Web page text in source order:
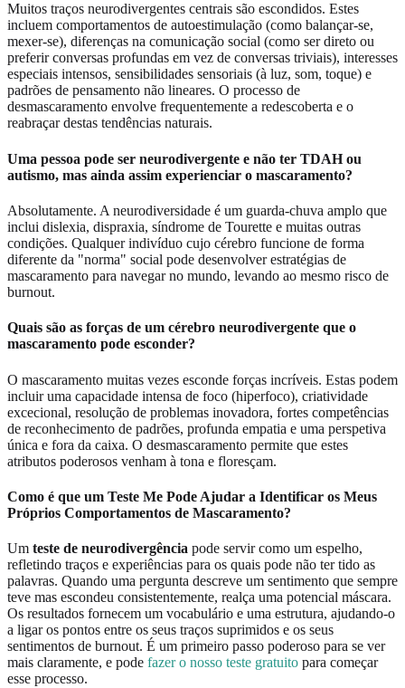
Muitos traços neurodivergentes centrais são escondidos. Estes
incluem comportamentos de autoestimulação (como balançar-se,
mexer-se), diferenças na comunicação social (como ser direto ou
preferir conversas profundas em vez de conversas triviais), interesses
especiais intensos, sensibilidades sensoriais (à luz, som, toque) e
padrões de pensamento não lineares. O processo de
desmascaramento envolve frequentemente a redescoberta e o
reabraçar destas tendências naturais.
Uma pessoa pode ser neurodivergente e não ter TDAH ou
autismo, mas ainda assim experienciar o mascaramento?
Absolutamente. A neurodiversidade é um guarda-chuva amplo que
inclui dislexia, dispraxia, síndrome de Tourette e muitas outras
condições. Qualquer indivíduo cujo cérebro funcione de forma
diferente da "norma" social pode desenvolver estratégias de
mascaramento para navegar no mundo, levando ao mesmo risco de
burnout.
Quais são as forças de um cérebro neurodivergente que o
mascaramento pode esconder?
O mascaramento muitas vezes esconde forças incríveis. Estas podem
incluir uma capacidade intensa de foco (hiperfoco), criatividade
excecional, resolução de problemas inovadora, fortes competências
de reconhecimento de padrões, profunda empatia e uma perspetiva
única e fora da caixa. O desmascaramento permite que estes
atributos poderosos venham à tona e floresçam.
Como é que um Teste Me Pode Ajudar a Identificar os Meus
Próprios Comportamentos de Mascaramento?
Um teste de neurodivergência pode servir como um espelho,
refletindo traços e experiências para os quais pode não ter tido as
palavras. Quando uma pergunta descreve um sentimento que sempre
teve mas escondeu consistentemente, realça uma potencial máscara.
Os resultados fornecem um vocabulário e uma estrutura, ajudando-o
a ligar os pontos entre os seus traços suprimidos e os seus
sentimentos de burnout. É um primeiro passo poderoso para se ver
mais claramente, e pode fazer o nosso teste gratuito para começar
esse processo.